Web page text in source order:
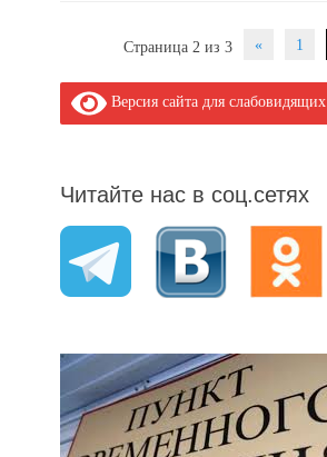
Страница 2 из 3 « 1
Версия сайта для слабовидящих
Читайте нас в соц.сетях